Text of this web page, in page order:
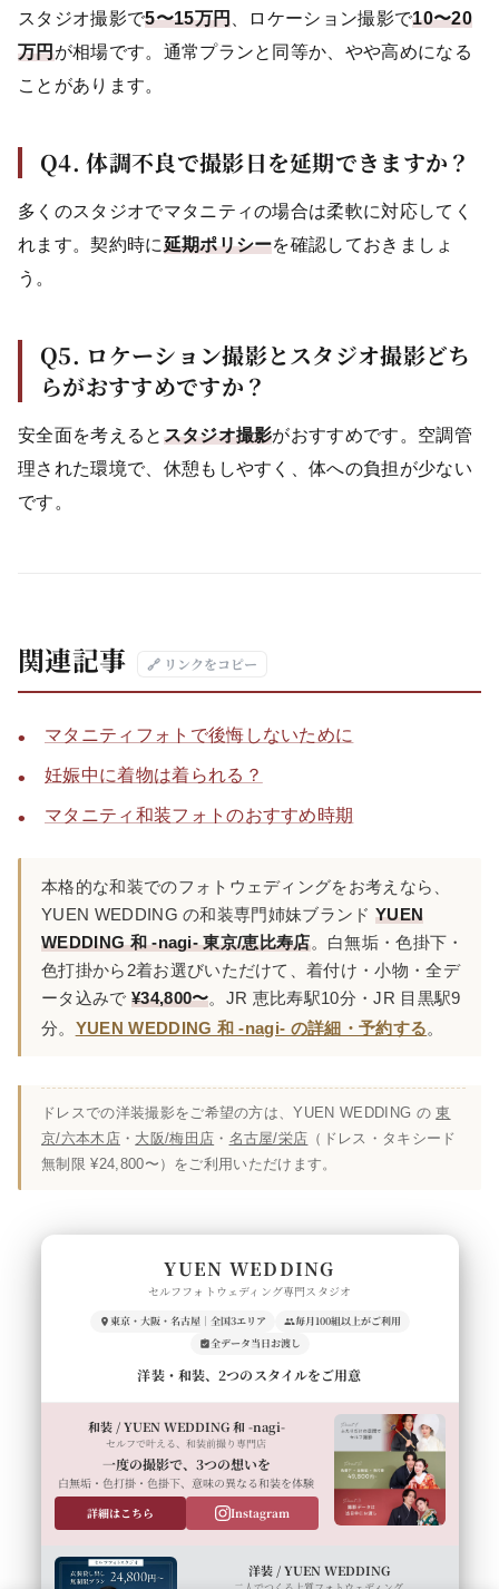
スタジオ撮影で5〜15万円 、ロケーション撮影で10〜20
万円が相場です。通常プランと同等か、やや高めになる
ことがあります。
Q4. 体調不良で撮影日を延期できますか？
多くのスタジオでマタニティの場合は柔軟に対応してく
れます。契約時に延期ポリシーを確認しておきましょ
う。
Q5. ロケーション撮影とスタジオ撮影どち
らがおすすめですか？
安全面を考えると スタジオ撮影がおすすめです。空調管
理された環境で、休憩もしやすく、体への負担が少ない
です。
関連記事 🔗 リンクをコピー
マタニティフォトで後悔しないために
妊娠中に着物は着られる？
マタニティ和装フォトのおすすめ時期
本格的な和装でのフォトウェディングをお考えなら、
YUEN WEDDING の和装専門姉妹ブランド YUEN
WEDDING 和 -nagi- 東京/恵比寿店。白無垢・色掛下・
色打掛から2着お選びいただけて、着付け・小物・全デ
ータ込みで ¥34,800〜。JR 恵比寿駅10分・JR 目黒駅9
分。 YUEN WEDDING 和 -nagi- の詳細・予約する。
ドレスでの洋装撮影をご希望の方は、YUEN WEDDING の東
京/六本木店・ 大阪/梅田店 ・ 名古屋/栄店 （ドレス・タキシード
無制限 ¥24,800〜）をご利用いただけます。
YUEN WEDDING
セルフフォトウェディング専門スタジオ
東京・大阪・名古屋｜全国3エリア
毎月100組以上がご利用
全データ当日お渡し
洋装・和装、2つのスタイルをご用意
和装 / YUEN WEDDING 和 -nagi-
セルフで叶える、和装前撮り専門店
一度の撮影で、3つの想いを
白無垢・色打掛・色掛下、意味の異なる和装を体験
詳細はこちら
Instagram
洋装 / YUEN WEDDING